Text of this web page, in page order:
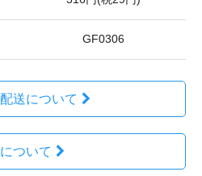
GF0306
送について
ついて